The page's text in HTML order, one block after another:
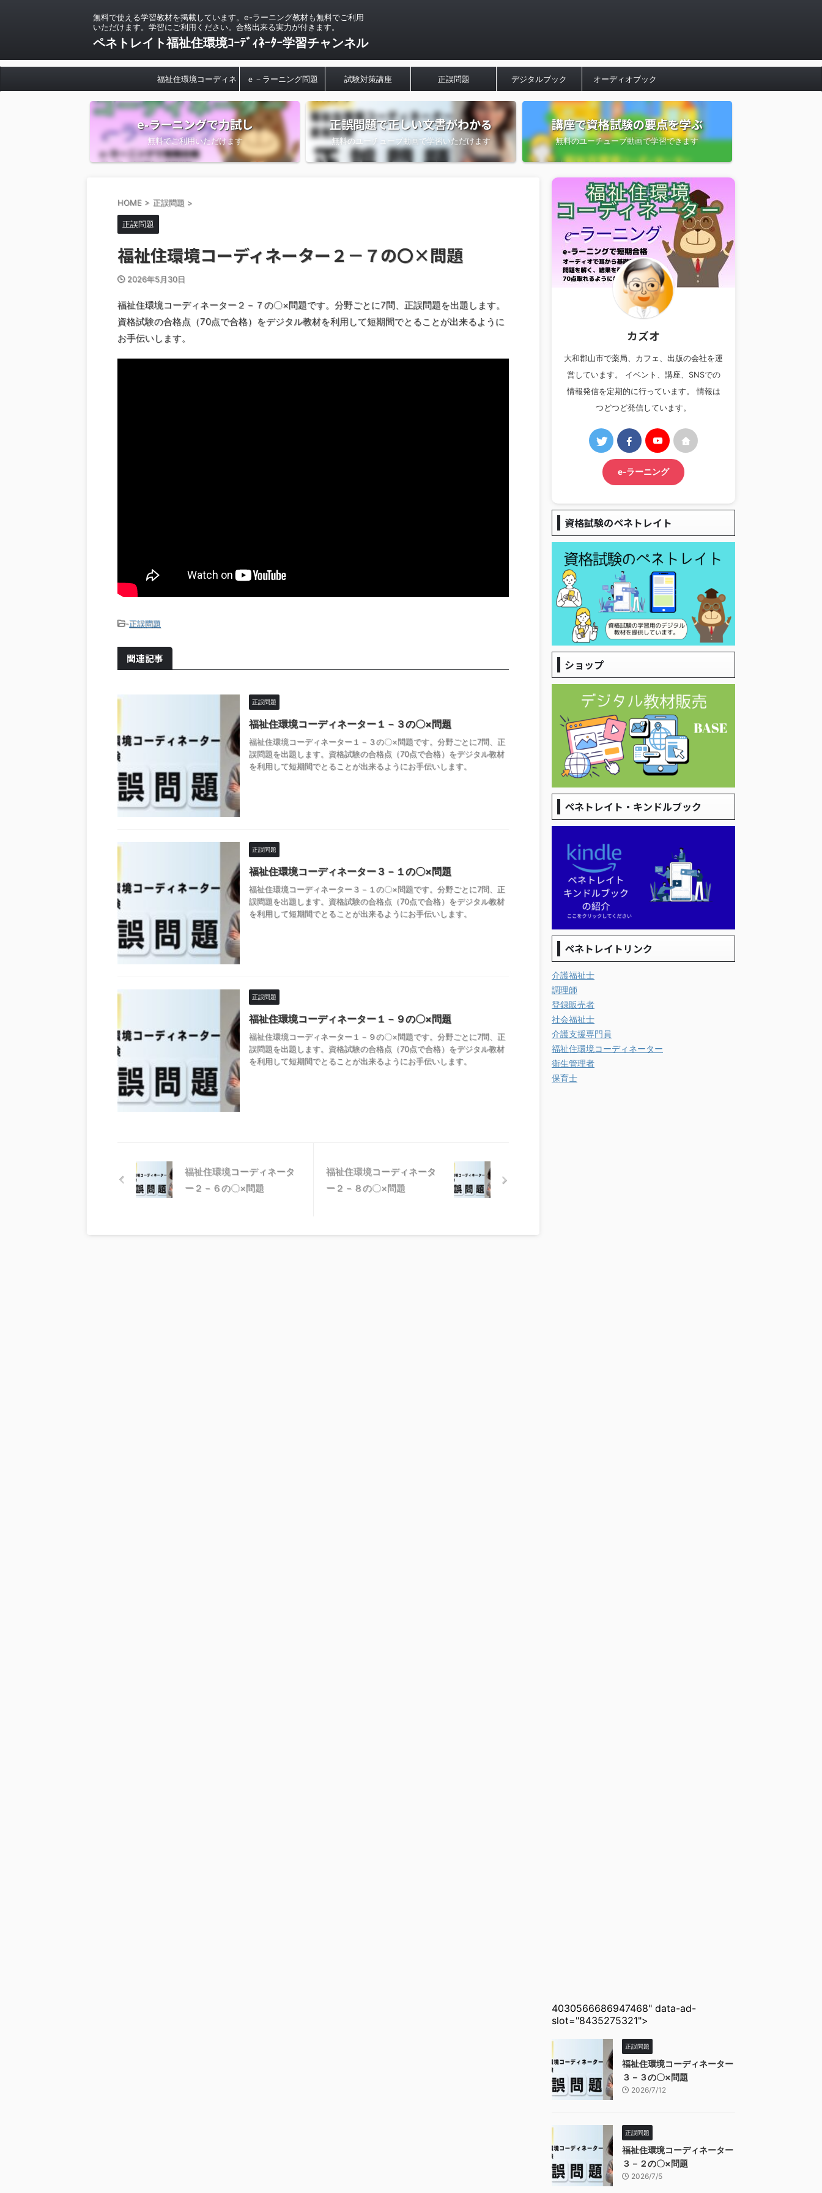
無料で使える学習教材を掲載しています。e-ラーニング教材も無料でご利用
いただけます。学習にご利用ください。合格出来る実力が付きます。
ペネトレイト福祉住環境ｺｰﾃﾞｨﾈｰﾀｰ学習チャンネル
福祉住環境コーディネ
ーターについて
ｅ－ラーニング問題 試験対策講座 正誤問題 デジタルブック オーディオブック
e-ラーニングで力試し
無料でご利用いただけます
正誤問題で正しい文書がわかる
無料のユーチューブ動画で学習いただけます
講座で資格試験の要点を学ぶ
無料のユーチューブ動画で学習できます
HOME > 正誤問題 >
正誤問題
福祉住環境コーディネーター２－７の〇×問題
2026年5月30日
福祉住環境コーディネーター２－７の〇×問題です。分野ごとに7問、正誤問題を出題します。
資格試験の合格点（70点で合格）をデジタル教材を利用して短期間でとることが出来るように
お手伝いします。
-正誤問題
関連記事
正誤問題
福祉住環境コーディネーター１－３の〇×問題
福祉住環境コーディネーター１－３の〇×問題です。分野ごとに7問、正
誤問題を出題します。資格試験の合格点（70点で合格）をデジタル教材
を利用して短期間でとることが出来るようにお手伝いします。
正誤問題
福祉住環境コーディネーター３－１の〇×問題
福祉住環境コーディネーター３－１の〇×問題です。分野ごとに7問、正
誤問題を出題します。資格試験の合格点（70点で合格）をデジタル教材
を利用して短期間でとることが出来るようにお手伝いします。
正誤問題
福祉住環境コーディネーター１－９の〇×問題
福祉住環境コーディネーター１－９の〇×問題です。分野ごとに7問、正
誤問題を出題します。資格試験の合格点（70点で合格）をデジタル教材
を利用して短期間でとることが出来るようにお手伝いします。
福祉住環境コーディネータ
ー２－６の〇×問題
福祉住環境コーディネータ
ー２－８の〇×問題
カズオ
大和郡山市で薬局、カフェ、出版の会社を運
営しています。 イベント、講座、SNSでの
情報発信を定期的に行っています。 情報は
つどつど発信しています。
e-ラーニング
資格試験のペネトレイト
ショップ
ペネトレイト・キンドルブック
ペネトレイトリンク
介護福祉士
調理師
登録販売者
社会福祉士
介護支援専門員
福祉住環境コーディネーター
衛生管理者
保育士
4030566686947468" data-ad-
slot="8435275321">
正誤問題
福祉住環境コーディネーター
３－３の〇×問題
2026/7/12
正誤問題
福祉住環境コーディネーター
３－２の〇×問題
2026/7/5